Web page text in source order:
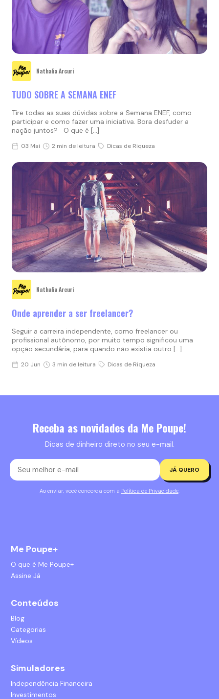
Nathalia Arcuri
TUDO SOBRE A SEMANA ENEF
Tire todas as suas dúvidas sobre a Semana ENEF, como
participar e como fazer uma iniciativa. Bora desfuder a
nação juntos? O que é […]
03 Mai 2 min de leitura Dicas de Riqueza
Nathalia Arcuri
Onde aprender a ser freelancer?
Seguir a carreira independente, como freelancer ou
profissional autônomo, por muito tempo significou uma
opção secundária, para quando não existia outro […]
20 Jun 3 min de leitura Dicas de Riqueza
Receba as novidades da Me Poupe!
Dicas de dinheiro direto no seu e-mail.
JÁ QUERO
Ao enviar, você concorda com a Política de Privacidade.
Me Poupe+
O que é Me Poupe+
Assine Já
Conteúdos
Blog
Categorias
Vídeos
Simuladores
Independência Financeira
Investimentos